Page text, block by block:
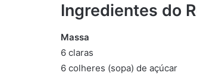
Ingredientes do
Massa
6 claras
6 colheres (sopa) de açúcar